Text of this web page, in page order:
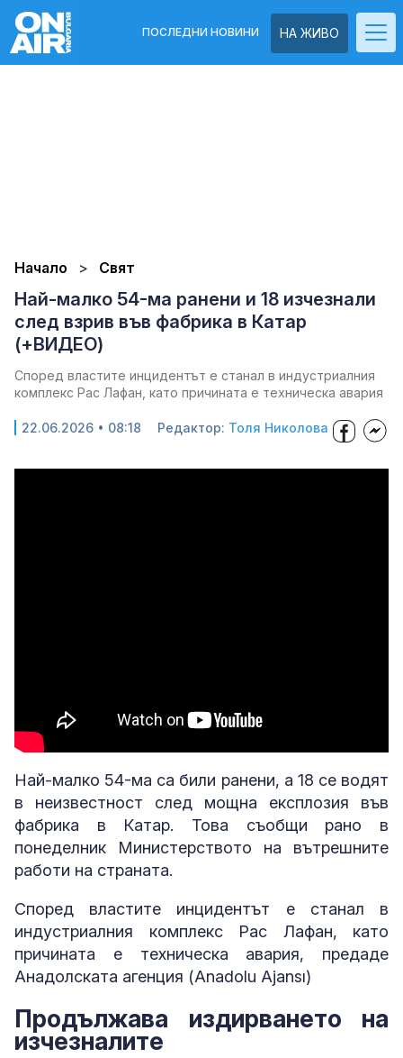
НА ЖИВО
ПОСЛЕДНИ НОВИНИ
Начало Свят
Най-малко 54-ма ранени и 18 изчезнали
след взрив във фабрика в Катар
(+ВИДЕО)
Според властите инцидентът е станал в индустриалния
комплекс Рас Лафан, като причината е техническа авария
22.06.2026 • 08:18 Редактор: Толя Николова
Най-малко 54-ма са били ранени, а 18 се водят
в неизвестност след мощна експлозия във
фабрика в Катар. Това съобщи рано в
понеделник Министерството на вътрешните
работи на страната.
Според властите инцидентът е станал в
индустриалния комплекс Рас Лафан, като
причината е техническа авария, предаде
Анадолската агенция (Anadolu Ajansı)
Продължава издирването на
изчезналите